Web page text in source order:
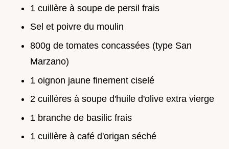
1 cuillère à soupe de persil frais
Sel et poivre du moulin
800g de tomates concassées (type San
Marzano)
1 oignon jaune finement ciselé
2 cuillères à soupe d'huile d'olive extra vierge
1 branche de basilic frais
1 cuillère à café d'origan séché